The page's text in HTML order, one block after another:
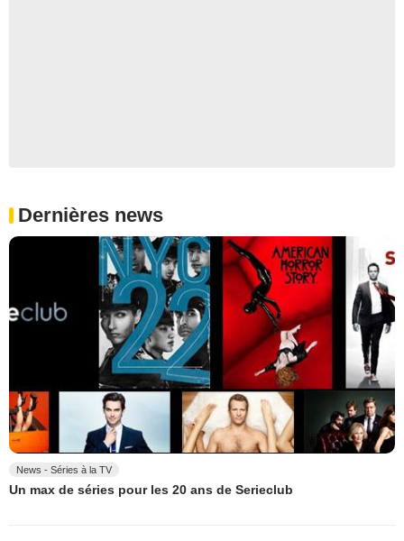
Dernières news
News - Séries à la TV
Un max de séries pour les 20 ans de Serieclub